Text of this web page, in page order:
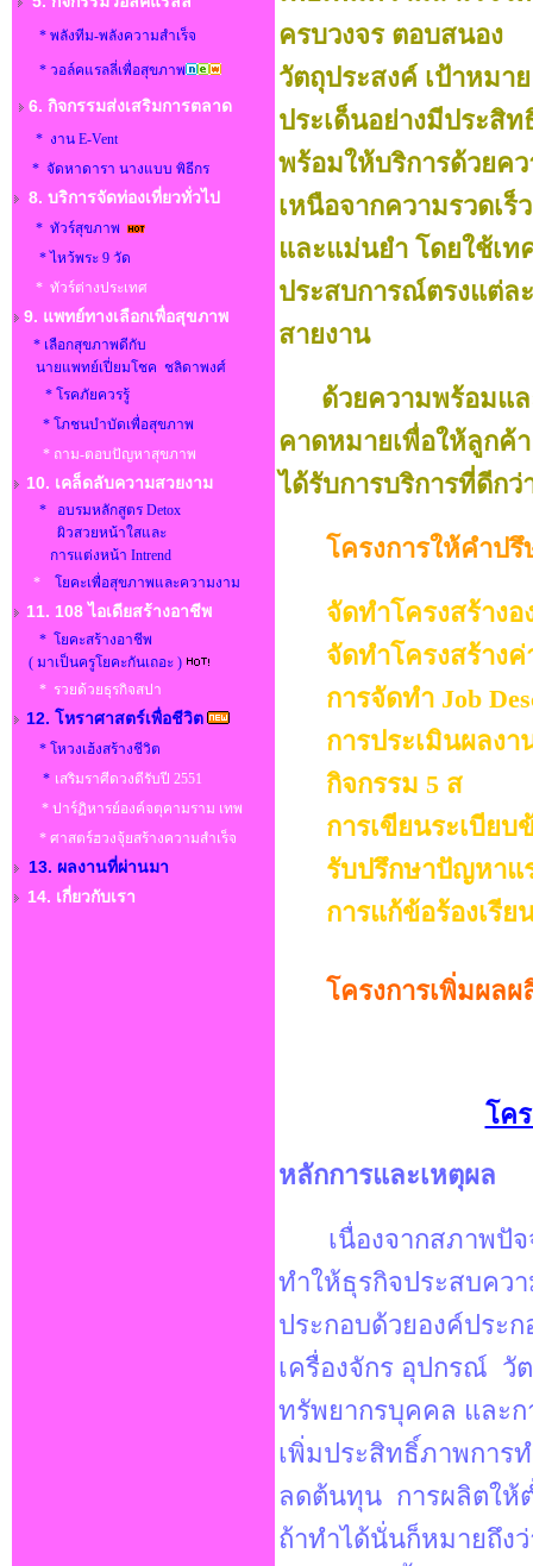
* พลังทีม-พลังความสำเร็จ
* วอล์คแรลลี่เพื่อสุขภาพ
6. กิจกรรมส่งเสริมการตลาด
* งาน E-Vent
* จัดหาดารา นางแบบ พิธีกร
8. บริการจัดท่องเที่ยวทั่วไป
* ทัวร์สุขภาพ
* ไหว้พระ 9 วัด
* ทัวร์ต่างประเทศ
9. แพทย์ทางเลือกเพื่อสุขภาพ
* เลือกสุขภาพดีกับ
นายแพทย์เปี่ยมโชค ชลิดาพงศ์
* โรคภัยควรรู้
* โภชนบำบัดเพื่อสุขภาพ
* ถาม-ตอบปัญหาสุขภาพ
10. เคล็ดลับความสวยงาม
* อบรมหลักสูตร Detox
ผิวสวยหน้าใสและ
การแต่งหน้า Intrend
* โยคะเพื่อสุขภาพและความงาม
11. 108 ไอเดียสร้างอาชีพ
* โยคะสร้างอาชีพ
( มาเป็นครูโยคะกันเถอะ )
* รวยด้วยธุรกิจสปา
12. โหราศาสตร์เพื่อชีวิต
* โหวงเฮ้งสร้างชีวิต
* เสริมราศีดวงดีรับปี 2551
* ปาร์ฏิหารย์องค์จตุคามราม เทพ
* ศาสตร์ฮวงจุ้ยสร้างความสำเร็จ
13. ผลงานที่ผ่านมา
14. เกี่ยวกับเรา
ครบวงจร ตอบสนอง
วัตถุประสงค์ เป้าหมา
ประเด็นอย่างมีประสิ
พร้อมให้บริการด้วยค
เหนือจากความรวดเร็ว
และแม่นยำ โดยใช้เ
ประสบการณ์ตรงแต่ละ
สายงาน
ด้วยความพร้อมแ
คาดหมายเพื่อให้ลูกค้า
ได้รับการบริการที่ดีก
โครงการให้คำป
จัดทำโครงสร้างอ
จัดทำโครงสร้างค่
การจัดทำ Job
การประเมินผลงา
กิจกรรม 5 ส
การเขียนระเบีย
รับปรึกษาปัญหาแ
การแก้ข้อร้องเรีย
โครงการเพิ่มผลผ
โค
หลักการและเหตุผล
เนื่องจากสภาพปั
ทำให้ธุรกิจประสบคว
ประกอบด้วยองค์ประ
เครื่องจักร อุปกรณ์ วั
ทรัพยากรบุคคล และก
เพิ่มประสิทธิ์ภาพการ
ลดต้นทุน การผลิตให้
ถ้าทำได้นั่นก็หมายถึงว่